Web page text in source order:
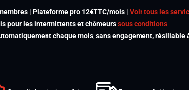
| Plateforme pro 12€TTC/mois | Voir tous les
pour les intermittents et chômeurssous conditions
chaque mois, sans engagement, résiliable